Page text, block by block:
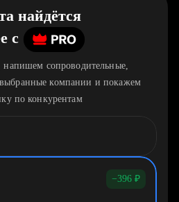
найдётся
c
сопроводительные,
выбранные компании и покажем
по конкурентам
−396 ₽